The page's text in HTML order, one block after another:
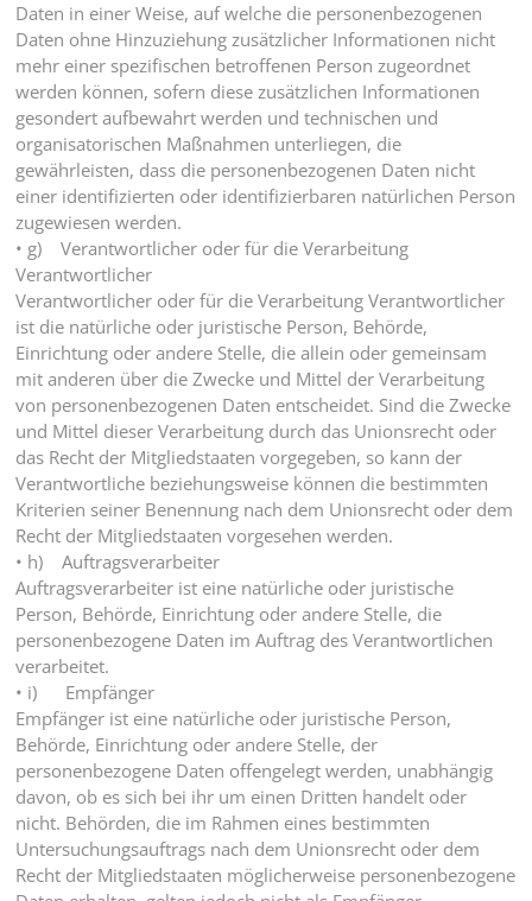
Daten in einer Weise, auf welche die personenbezogenen
Daten ohne Hinzuziehung zusätzlicher Informationen nicht
mehr einer spezifischen betroffenen Person zugeordnet
werden können, sofern diese zusätzlichen Informationen
gesondert aufbewahrt werden und technischen und
organisatorischen Maßnahmen unterliegen, die
gewährleisten, dass die personenbezogenen Daten nicht
einer identifizierten oder identifizierbaren natürlichen Person
zugewiesen werden.
• g) Verantwortlicher oder für die Verarbeitung
Verantwortlicher
Verantwortlicher oder für die Verarbeitung Verantwortlicher
ist die natürliche oder juristische Person, Behörde,
Einrichtung oder andere Stelle, die allein oder gemeinsam
mit anderen über die Zwecke und Mittel der Verarbeitung
von personenbezogenen Daten entscheidet. Sind die Zwecke
und Mittel dieser Verarbeitung durch das Unionsrecht oder
das Recht der Mitgliedstaaten vorgegeben, so kann der
Verantwortliche beziehungsweise können die bestimmten
Kriterien seiner Benennung nach dem Unionsrecht oder dem
Recht der Mitgliedstaaten vorgesehen werden.
• h) Auftragsverarbeiter
Auftragsverarbeiter ist eine natürliche oder juristische
Person, Behörde, Einrichtung oder andere Stelle, die
personenbezogene Daten im Auftrag des Verantwortlichen
verarbeitet.
• i) Empfänger
Empfänger ist eine natürliche oder juristische Person,
Behörde, Einrichtung oder andere Stelle, der
personenbezogene Daten offengelegt werden, unabhängig
davon, ob es sich bei ihr um einen Dritten handelt oder
nicht. Behörden, die im Rahmen eines bestimmten
Untersuchungsauftrags nach dem Unionsrecht oder dem
Recht der Mitgliedstaaten möglicherweise personenbezogene